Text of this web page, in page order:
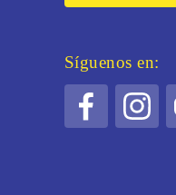
Síguenos en: